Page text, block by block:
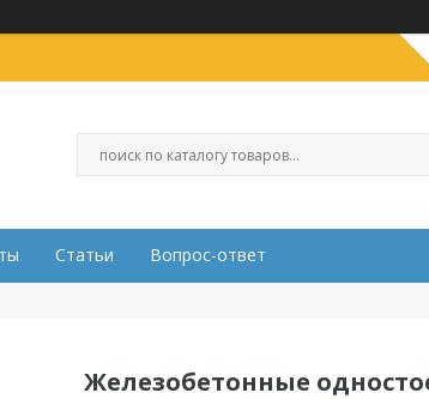
Статьи Вопрос-ответ
Железобетонные